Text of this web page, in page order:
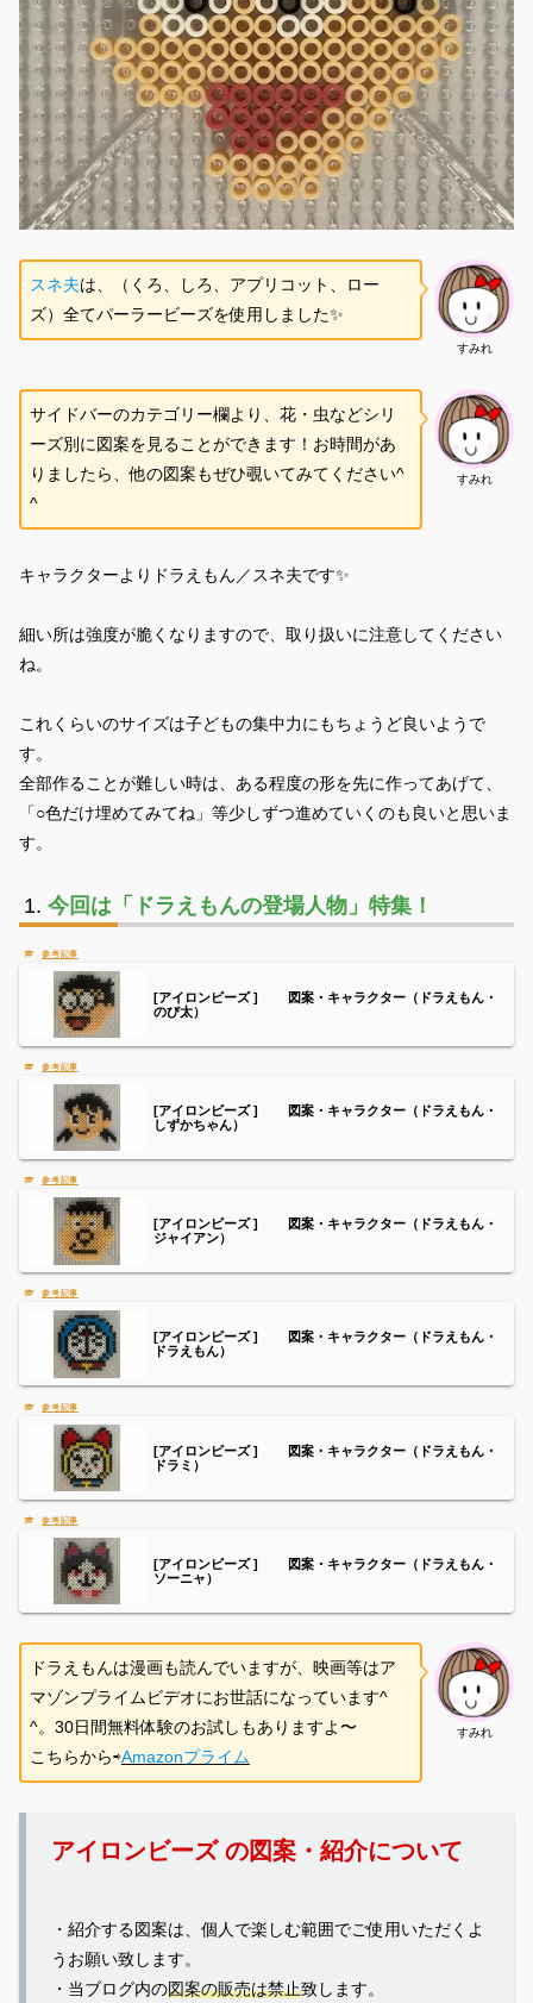
すみれ
スネ夫は、（くろ、しろ、アプリコット、ロー
ズ）全てパーラービーズを使用しました✨
すみれ
サイドバーのカテゴリー欄より、花・虫などシリ
ーズ別に図案を見ることができます！お時間があ
りましたら、他の図案もぜひ覗いてみてください^
^
キャラクターよりドラえもん／スネ夫です✨
細い所は強度が脆くなりますので、取り扱いに注意してください
ね。
これくらいのサイズは子どもの集中力にもちょうど良いようで
す。
全部作ることが難しい時は、ある程度の形を先に作ってあげて、
「○色だけ埋めてみてね」等少しずつ進めていくのも良いと思いま
す。
今回は「ドラえもんの登場人物」特集！
[アイロンビーズ ] 図案・キャラクター（ドラえもん・
のび太）
[アイロンビーズ ] 図案・キャラクター（ドラえもん・
しずかちゃん）
[アイロンビーズ ] 図案・キャラクター（ドラえもん・
ジャイアン）
[アイロンビーズ ] 図案・キャラクター（ドラえもん・
ドラえもん）
[アイロンビーズ ] 図案・キャラクター（ドラえもん・
ドラミ）
[アイロンビーズ ] 図案・キャラクター（ドラえもん・
ソーニャ）
すみれ
ドラえもんは漫画も読んでいますが、映画等はア
マゾンプライムビデオにお世話になっています^
^。30日間無料体験のお試しもありますよ〜
こちらから⇨Amazonプライム
アイロンビーズ の図案・紹介について
・紹介する図案は、個人で楽しむ範囲でご使用いただくよ
うお願い致します。
・当ブログ内の図案の販売は禁止致します。